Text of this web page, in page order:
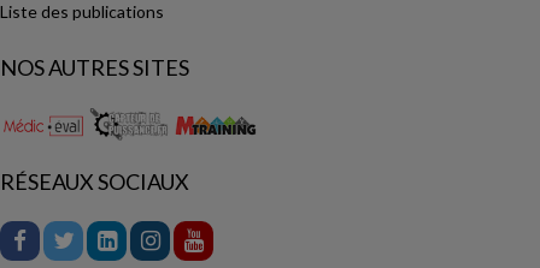
Liste des publications
NOS AUTRES SITES
RÉSEAUX SOCIAUX